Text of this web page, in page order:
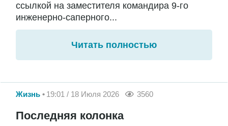
ссылкой на заместителя командира 9-го
инженерно-саперного...
Читать полностью
Жизнь 19:01 / 18 Июля 2026 3560
Последняя колонка